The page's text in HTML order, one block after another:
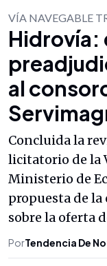
VÍA NAVEGABLE
Hidrovía:
al
Concluida la
licitatorio de la
Ministerio de
propuesta de
sobre la oferta
PorTendencia De